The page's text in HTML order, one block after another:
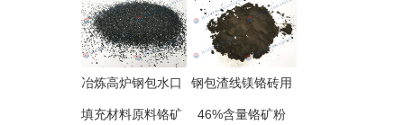
冶炼高炉钢包水口
填充材料原料铬矿
钢包渣线镁铬砖用
46%含量铬矿粉